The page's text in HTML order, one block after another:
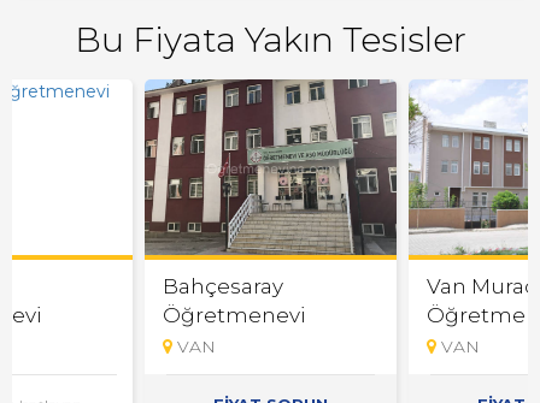
Bu Fiyata Yakın Tesisler
Bahçesaray
Öğretmenevi
VAN
Van
VAN